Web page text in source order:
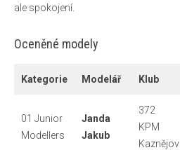
ale spokojení.
Oceněné modely
Kategorie Modelář Klub
01 Junior
Modellers
Janda
Jakub
372
KPM
Kaznějov